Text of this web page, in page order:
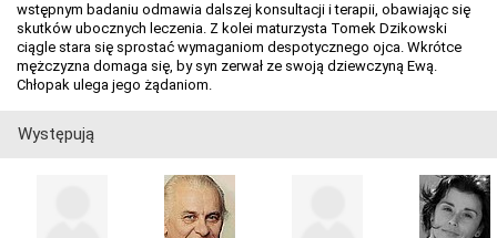
wstępnym badaniu odmawia dalszej konsultacji i terapii, obawiając się
skutków ubocznych leczenia. Z kolei maturzysta Tomek Dzikowski
ciągle stara się sprostać wymaganiom despotycznego ojca. Wkrótce
mężczyzna domaga się, by syn zerwał ze swoją dziewczyną Ewą.
Chłopak ulega jego żądaniom.
Występują